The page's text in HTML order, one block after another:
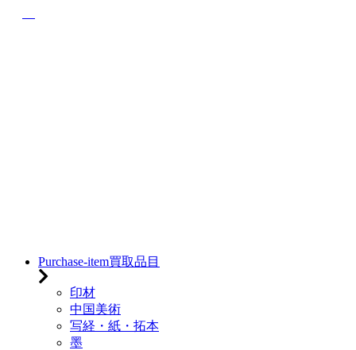
Purchase-item買取品目
印材
中国美術
写経・紙・拓本
墨